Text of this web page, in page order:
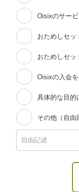
Oisixのサー
おためしセッ
おためしセッ
Oisixの入会
具体的な目的
その他（自由